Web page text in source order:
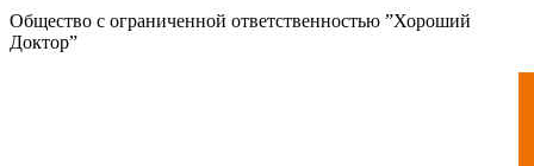
Общество с ограниченной ответственностью ”Хороший
Доктор”